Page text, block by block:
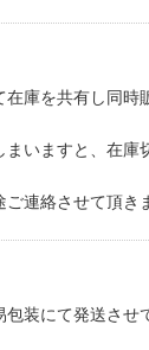
庫を共有し同時
いますと、在庫
連絡させて頂き
装にて発送させ